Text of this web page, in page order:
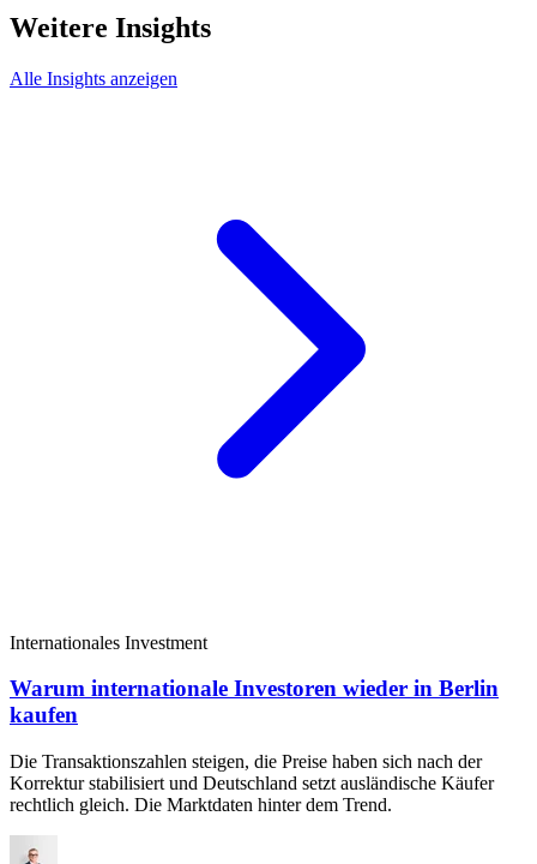
Weitere Insights
Alle Insights anzeigen
Internationales Investment
Warum internationale Investoren wieder in Berlin
kaufen
Die Transaktionszahlen steigen, die Preise haben sich nach der
Korrektur stabilisiert und Deutschland setzt ausländische Käufer
rechtlich gleich. Die Marktdaten hinter dem Trend.